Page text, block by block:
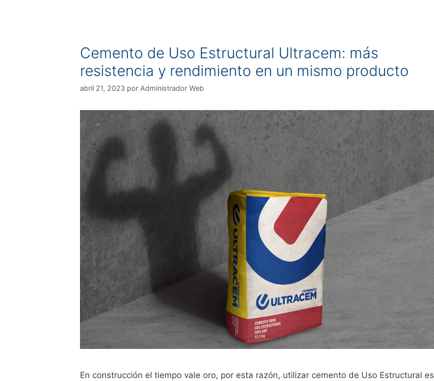
Cemento de Uso Estructural Ultracem: más
resistencia y rendimiento en un mismo producto
abril 21, 2023 por Administrador Web
En construcción el tiempo vale oro, por esta razón, utilizar cemento de Uso Estructural es